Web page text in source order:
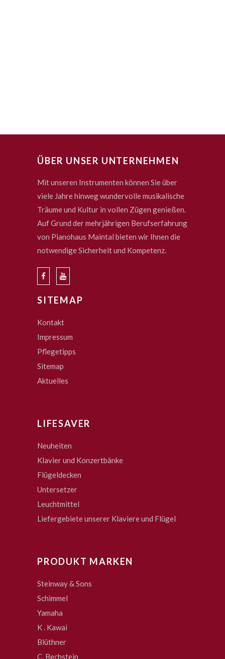
ÜBER UNSER UNTERNEHMEN
Mit unseren Instrumenten können Sie über
viele Jahre hinweg wundervolle musikalische
Träume und Kultur in vollen Zügen genießen.
Auf Grund der mehrjährigen Berufserfahrung
von Pianohaus Maintal bieten wir Ihnen die
notwendige Sicherheit und Kompetenz.
SITEMAP
Kontakt
Impressum
Pflegetipps
Sitemap
Aktuelles
LIFESAVER
Neuheiten
Klavier und Konzertbänke
Flügeldecken
Untersetzer
Leuchtmittel
Liefergebiete unserer Klaviere und Flügel
PRODUKT MARKEN
Steinway & Sons
Schimmel
Yamaha
K . Kawai
Blüthner
C. Bechstein